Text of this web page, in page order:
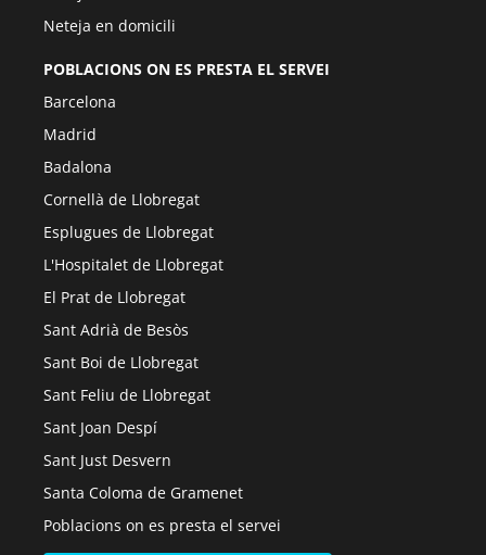
Neteja en domicili
POBLACIONS ON ES PRESTA EL SERVEI
Barcelona
Madrid
Badalona
Cornellà de Llobregat
Esplugues de Llobregat
L'Hospitalet de Llobregat
El Prat de Llobregat
Sant Adrià de Besòs
Sant Boi de Llobregat
Sant Feliu de Llobregat
Sant Joan Despí
Sant Just Desvern
Santa Coloma de Gramenet
Poblacions on es presta el servei